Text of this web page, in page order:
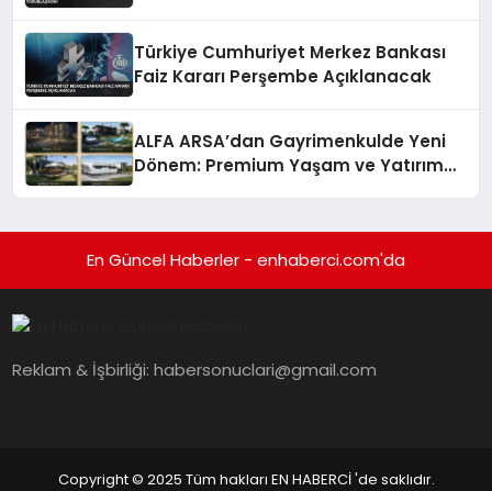
Türkiye Cumhuriyet Merkez Bankası
Faiz Kararı Perşembe Açıklanacak
ALFA ARSA’dan Gayrimenkulde Yeni
Dönem: Premium Yaşam ve Yatırım
En Güncel Haberler - enhaberci.com'da
Reklam & İşbirliği:habersonuclari@gmail.com
Copyright © 2025 Tüm hakları EN HABERCİ 'de saklıdır.